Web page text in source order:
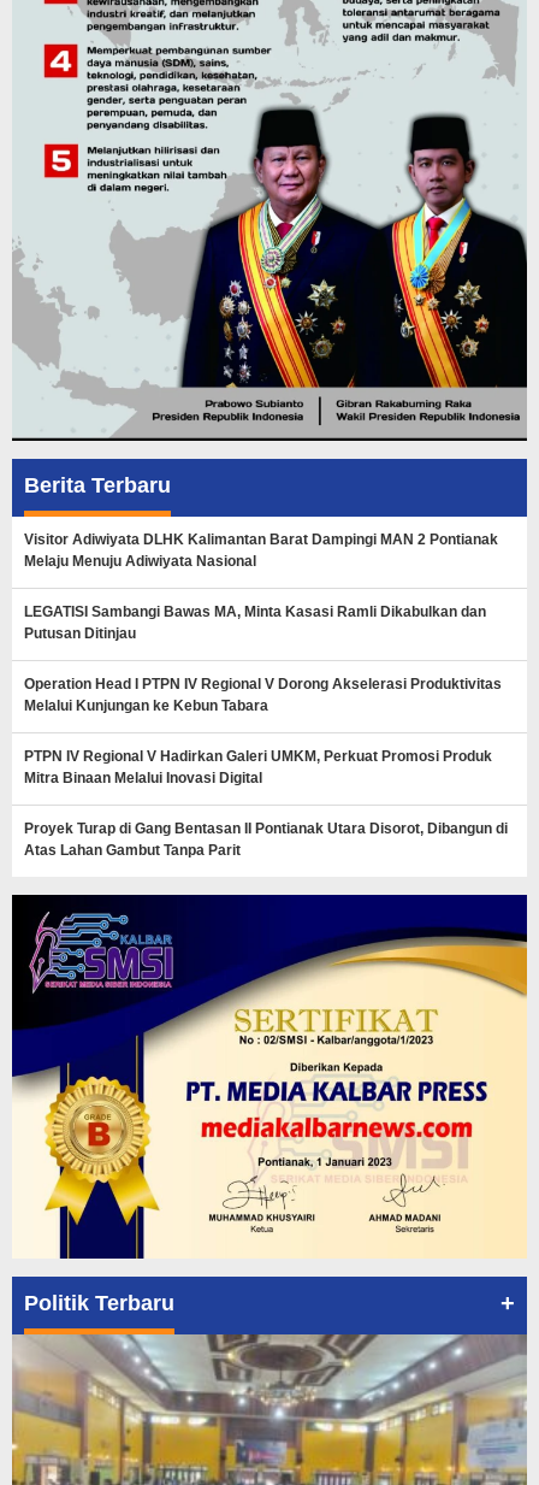
Berita Terbaru
Visitor Adiwiyata DLHK Kalimantan Barat Dampingi MAN 2 Pontianak
Melaju Menuju Adiwiyata Nasional
LEGATISI Sambangi Bawas MA, Minta Kasasi Ramli Dikabulkan dan
Putusan Ditinjau
Operation Head I PTPN IV Regional V Dorong Akselerasi Produktivitas
Melalui Kunjungan ke Kebun Tabara
PTPN IV Regional V Hadirkan Galeri UMKM, Perkuat Promosi Produk
Mitra Binaan Melalui Inovasi Digital
Proyek Turap di Gang Bentasan II Pontianak Utara Disorot, Dibangun di
Atas Lahan Gambut Tanpa Parit
Politik Terbaru +